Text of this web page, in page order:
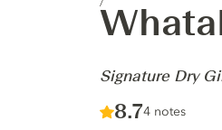
-
Signature Dry
Score :
8.7/ 10
4 notes